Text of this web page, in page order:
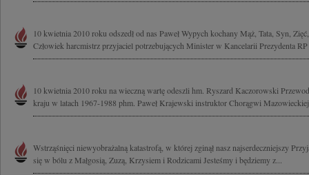
10 kwietnia 2010 roku odszedł od nas Paweł Wypych kochany Mąż, Tata, Syn,
Człowiek harcmistrz przyjaciel potrzebujących Minister w Kancelarii Prezydenta
10 kwietnia 2010 roku na wieczną wartę odeszli hm. Ryszard Kaczorowski
kraju w latach 1967-1988 phm. Paweł Krajewski instruktor Chorągwi
Wstrząśnięci niewyobrażalną katastrofą, w której zginął nasz najserdeczniejszy
się w bólu z Małgosią, Zuzą, Krzysiem i Rodzicami Jesteśmy i będziemy z...